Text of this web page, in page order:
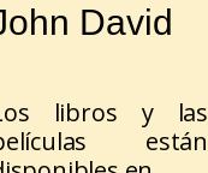
David
libros y las
están